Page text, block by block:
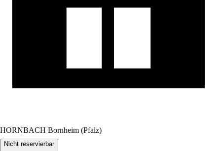
HORNBACH Bornheim (Pfalz)
Nicht reservierbar